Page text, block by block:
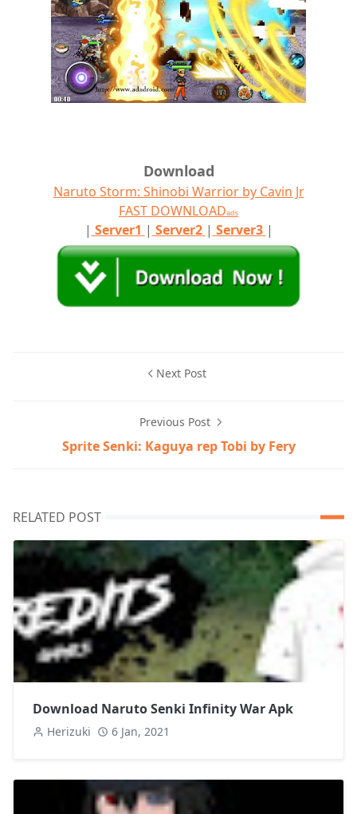
Download
Naruto Storm: Shinobi Warrior by Cavin Jr
FAST DOWNLOADads
| Server1 | Server2 | Server3 |
Next Post
Previous Post
Sprite Senki: Kaguya rep Tobi by Fery
RELATED POST
Download Naruto Senki Infinity War Apk
Herizuki 6 Jan, 2021